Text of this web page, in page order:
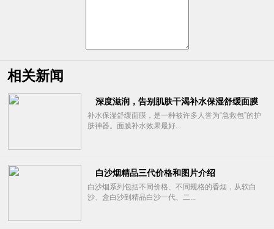
相关新闻
深度滋润，告别肌肤干渴补水保湿舒缓面膜
补水保湿舒缓面膜，是一种被许多人誉为“急救包”的护
肤神器。面膜补水效果最好...
白沙烟精品三代价格和图片介绍
白沙烟系列包括不同价格、不同规格的香烟，从软白
沙、盒白沙到精品白沙一代、二...